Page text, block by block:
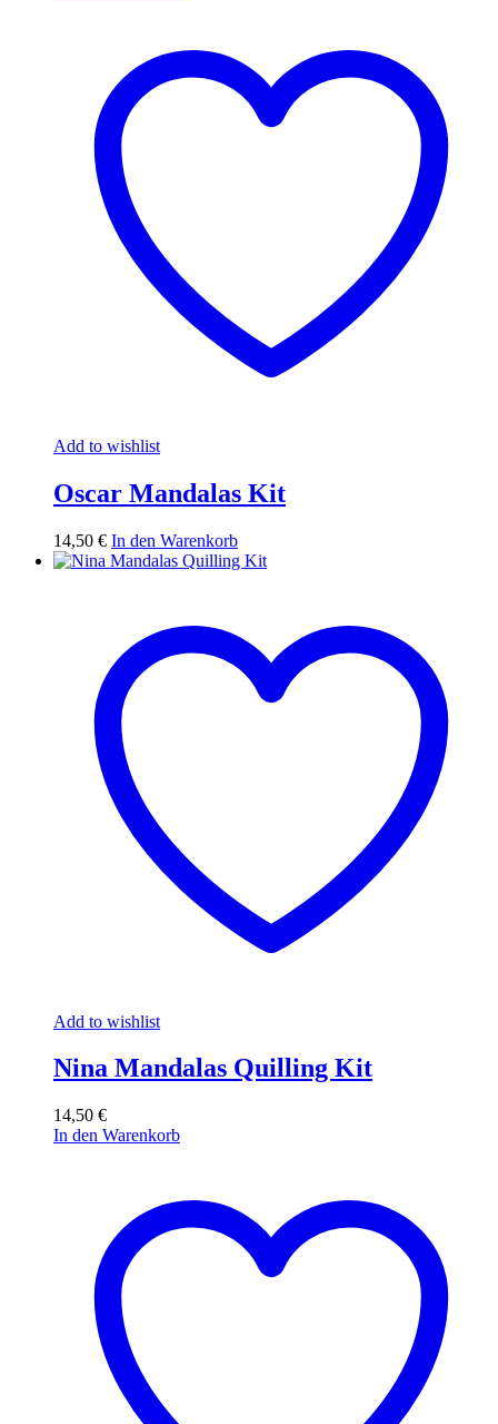
Add to wishlist
Oscar Mandalas Kit
14,50 € In den Warenkorb
Add to wishlist
Nina Mandalas Quilling Kit
14,50 €
In den Warenkorb